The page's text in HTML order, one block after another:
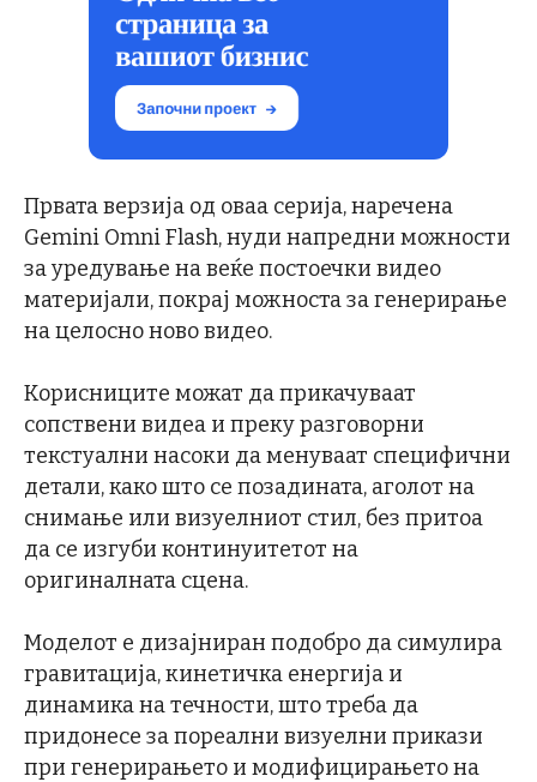
Првата верзија од оваа серија, наречена
Gemini Omni Flash, нуди напредни можности
за уредување на веќе постоечки видео
материјали, покрај можноста за генерирање
на целосно ново видео.
Корисниците можат да прикачуваат
сопствени видеа и преку разговорни
текстуални насоки да менуваат специфични
детали, како што се позадината, аголот на
снимање или визуелниот стил, без притоа
да се изгуби континуитетот на
оригиналната сцена.
Моделот е дизајниран подобро да симулира
гравитација, кинетичка енергија и
динамика на течности, што треба да
придонесе за пореални визуелни прикази
при генерирањето и модифицирањето на